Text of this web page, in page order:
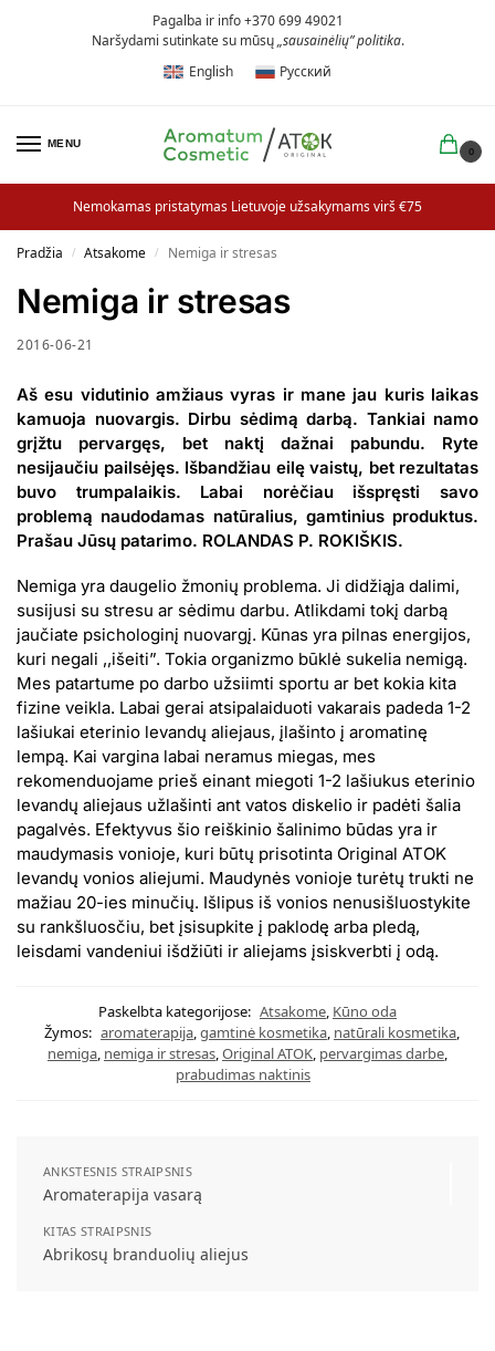
Pagalba ir info +370 699 49021
Naršydami sutinkate su mūsų„sausainėlių” politika.
English
Русский
MENU
0
Nemokamas pristatymas Lietuvoje užsakymams virš €75
Pradžia / Atsakome / Nemiga ir stresas
Nemiga ir stresas
2016-06-21
Aš esu vidutinio amžiaus vyras ir mane jau kuris laikas
kamuoja nuovargis. Dirbu sėdimą darbą. Tankiai namo
grįžtu pervargęs, bet naktį dažnai pabundu. Ryte
nesijaučiu pailsėjęs. Išbandžiau eilę vaistų, bet rezultatas
buvo trumpalaikis. Labai norėčiau išspręsti savo
problemą naudodamas natūralius, gamtinius produktus.
Prašau Jūsų patarimo. ROLANDAS P. ROKIŠKIS.
Nemiga yra daugelio žmonių problema. Ji didžiąja dalimi,
susijusi su stresu ar sėdimu darbu. Atlikdami tokį darbą
jaučiate psichologinį nuovargį. Kūnas yra pilnas energijos,
kuri negali ,,išeiti”. Tokia organizmo būklė sukelia nemigą.
Mes patartume po darbo užsiimti sportu ar bet kokia kita
fizine veikla. Labai gerai atsipalaiduoti vakarais padeda 1-2
lašiukai eterinio levandų aliejaus, įlašinto į aromatinę
lempą. Kai vargina labai neramus miegas, mes
rekomenduojame prieš einant miegoti 1-2 lašiukus eterinio
levandų aliejaus užlašinti ant vatos diskelio ir padėti šalia
pagalvės. Efektyvus šio reiškinio šalinimo būdas yra ir
maudymasis vonioje, kuri būtų prisotinta Original ATOK
levandų vonios aliejumi. Maudynės vonioje turėtų trukti ne
mažiau 20-ies minučių. Išlipus iš vonios nenusišluostykite
su rankšluosčiu, bet įsisupkite į paklodę arba pledą,
leisdami vandeniui išdžiūti ir aliejams įsiskverbti į odą.
Paskelbta kategorijose: Atsakome, Kūno oda
Žymos: aromaterapija,gamtinė kosmetika, natūrali kosmetika,
nemiga, nemiga ir stresas,Original ATOK, pervargimas darbe,
prabudimas naktinis
ANKSTESNIS STRAIPSNIS
Aromaterapija vasarą
KITAS STRAIPSNIS
Abrikosų branduolių aliejus